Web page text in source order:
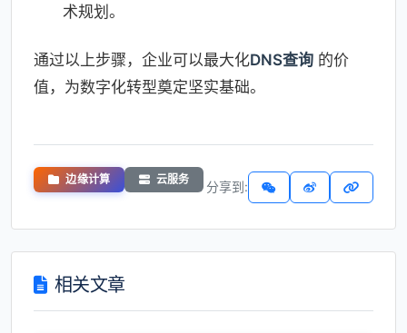
术规划。
通过以上步骤，企业可以最大化DNS查询 的价
值，为数字化转型奠定坚实基础。
边缘计算 云服务 分享到:
相关文章